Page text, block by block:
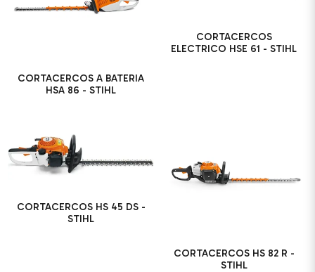
CORTACERCOS A BATERIA
HSA 86 - STIHL
CORTACERCOS
ELECTRICO HSE 61 - STIHL
CORTACERCOS HS 45 DS -
STIHL
CORTACERCOS HS 82 R -
STIHL